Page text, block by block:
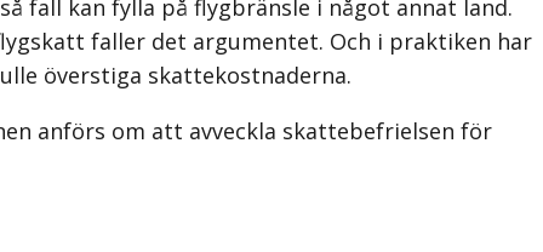
fall kan fylla på flygbränsle i något annat land.
faller det argumentet. Och i praktiken har
överstiga skattekostnaderna.
anförs om att avveckla skattebefrielsen för